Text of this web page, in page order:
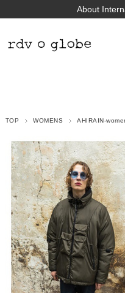
About
TOP WOMENS AHIRAIN-